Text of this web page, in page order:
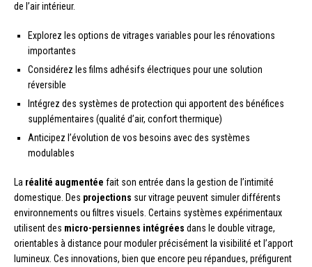
de l’air intérieur.
Explorez les options de vitrages variables pour les rénovations
importantes
Considérez les films adhésifs électriques pour une solution
réversible
Intégrez des systèmes de protection qui apportent des bénéfices
supplémentaires (qualité d’air, confort thermique)
Anticipez l’évolution de vos besoins avec des systèmes
modulables
La réalité augmentée fait son entrée dans la gestion de l’intimité
domestique. Des projections sur vitrage peuvent simuler différents
environnements ou filtres visuels. Certains systèmes expérimentaux
utilisent des micro-persiennes intégrées dans le double vitrage,
orientables à distance pour moduler précisément la visibilité et l’apport
lumineux. Ces innovations, bien que encore peu répandues, préfigurent